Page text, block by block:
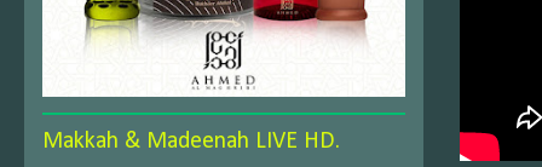
Makkah & Madeenah LIVE HD.